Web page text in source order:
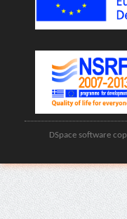
DSpace software